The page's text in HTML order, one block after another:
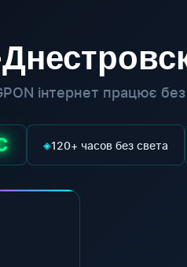
інтернет працює без
◈120+ часов без света